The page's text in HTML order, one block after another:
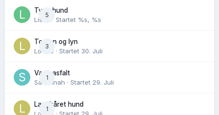
5
Tynn hund
Lisen
· Startet %s, %s
3
Torden og lyn
Lovise · Startet 30. Juli
1
Varm asfalt
Savannah · Startet 29. Juli
1
Langhåret hund